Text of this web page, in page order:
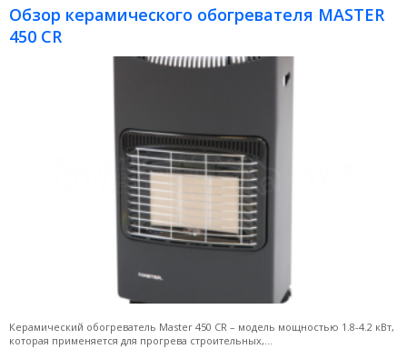
Обзор керамического обогревателя MASTER
450 CR
Керамический обогреватель Master 450 CR – модель мощностью 1.8-4.2 кВт,
которая применяется для прогрева строительных,...